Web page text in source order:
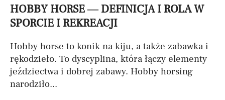
HOBBY HORSE — DEFINICJA I ROLA W
SPORCIE I REKREACJI
Hobby horse to konik na kiju, a także zabawka i
rękodzieło. To dyscyplina, która łączy elementy
jeździectwa i dobrej zabawy. Hobby horsing
narodziło...